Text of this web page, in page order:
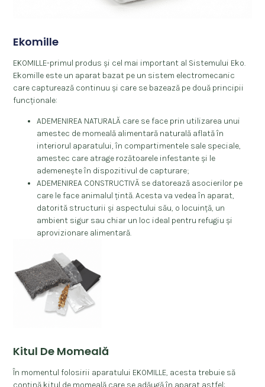
Ekomille
EKOMILLE-primul produs și cel mai important al Sistemului Eko.
Ekomille este un aparat bazat pe un sistem electromecanic
care capturează continuu și care se bazează pe două principii
funcționale:
ADEMENIREA NATURALĂ care se face prin utilizarea unui
amestec de momeală alimentară naturală aflată în
interiorul aparatului, în compartimentele sale speciale,
amestec care atrage rozătoarele infestante și le
ademenește în dispozitivul de capturare;
ADEMENIREA CONSTRUCTIVĂ se datorează asocierilor pe
care le face animalul țintă. Acesta va vedea în aparat,
datorită structurii și aspectului său, o locuință, un
ambient sigur sau chiar un loc ideal pentru refugiu și
aprovizionare alimentară.
Kitul De Momeală
În momentul folosirii aparatului EKOMILLE, acesta trebuie să
conțină kitul de momeală care se adăugă în aparat astfel: